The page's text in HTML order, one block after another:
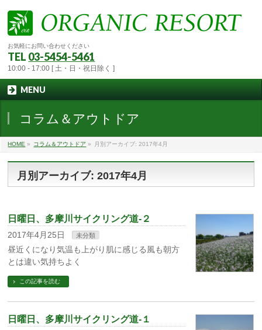
お気軽にお問い合わせください
TEL 03-5454-5461
10:00 - 17:00 [ 土・日・祝日除く ]
MENU
コラム＆アウトドア
HOME » コラム＆アウトドア » 月別アーカイブ: 2017年4月
月別アーカイブ: 2017年4月
日曜日、多摩川サイクリング道‐２
2017年4月25日 未分類
昼近くになり気温も上がり肌に感じる風も朝方
とは違い気持ちよく
この記事を読む
日曜日、多摩川サイクリング道‐１